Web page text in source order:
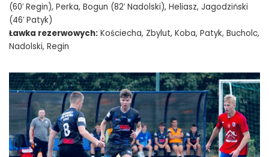
(60′ Regin), Perka, Bogun (82′ Nadolski), Heliasz, Jagodziński
(46′ Patyk)
Ławka rezerwowych: Kościecha, Zbylut, Koba, Patyk, Bucholc,
Nadolski, Regin